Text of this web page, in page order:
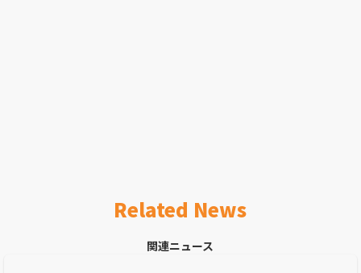
Related News
関連ニュース